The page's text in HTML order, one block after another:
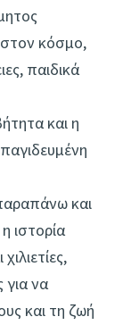
κόσμο,
παιδικά
και η
και
ιστορία
για να
και τη ζωή